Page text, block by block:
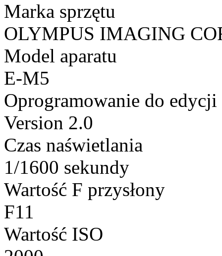
Marka sprzętu
OLYMPUS IMAGING
Model aparatu
E-M5
Oprogramowanie do edycji
Version 2.0
Czas naświetlania
1/1600 sekundy
Wartość F przysłony
F11
Wartość ISO